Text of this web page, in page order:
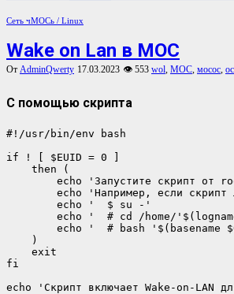
Сеть чМОСь / Linux
Wake on Lan в МОС
От AdminQwerty 17.03.2023 👁 553 wol, МОС, мосос,
С помощью скрипта
#!/usr/bin/env bash
if ! [ $EUID = 0 ]
    then (
echo 'Запустите скрипт от
echo 'Например, если скрипт
        echo '  $ su -'
echo '  # cd /home/
echo '  # bash '$(basename
    )
    exit
fi
echo 'Cкрипт включает Wake-on-LAN